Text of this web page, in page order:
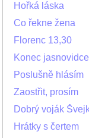
Hořká láska
Co řekne žena
Florenc 13,30
Konec jasnovidce
Poslušně hlásím
Zaostřit, prosím
Dobrý voják
Hrátky s čertem